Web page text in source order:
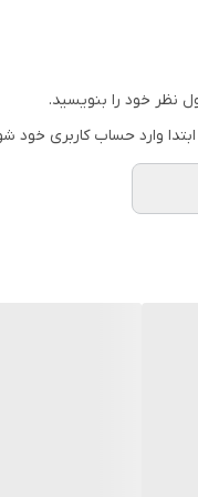
نظر خود را بنویسید.
وارد حساب کاربری خود